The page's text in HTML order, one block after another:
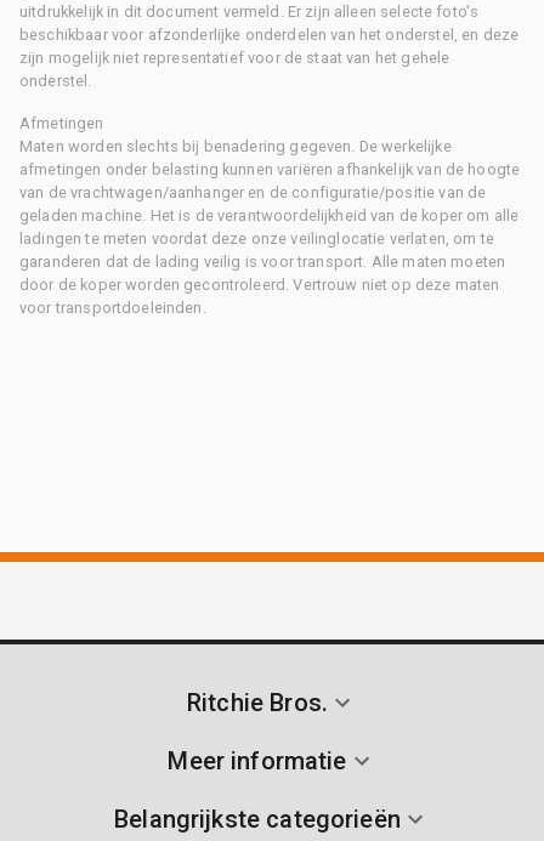
uitdrukkelijk in dit document vermeld. Er zijn alleen selecte foto's
beschikbaar voor afzonderlijke onderdelen van het onderstel, en deze
zijn mogelijk niet representatief voor de staat van het gehele
onderstel.
Afmetingen
Maten worden slechts bij benadering gegeven. De werkelijke
afmetingen onder belasting kunnen variëren afhankelijk van de hoogte
van de vrachtwagen/aanhanger en de configuratie/positie van de
geladen machine. Het is de verantwoordelijkheid van de koper om alle
ladingen te meten voordat deze onze veilinglocatie verlaten, om te
garanderen dat de lading veilig is voor transport. Alle maten moeten
door de koper worden gecontroleerd. Vertrouw niet op deze maten
voor transportdoeleinden.
Ritchie Bros.
Meer informatie
Belangrijkste categorieën